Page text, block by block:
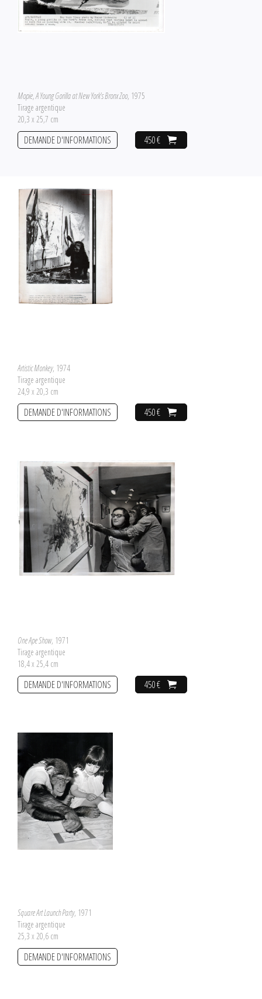
Mopie, A Young Gorilla at New York's Bronx Zoo, 1975
Tirage argentique
20,3 x 25,7 cm
450 €
DEMANDE D'INFORMATIONS
Artistic Monkey, 1974
Tirage argentique
24,9 x 20,3 cm
450 €
DEMANDE D'INFORMATIONS
One Ape Show, 1971
Tirage argentique
18,4 x 25,4 cm
450 €
DEMANDE D'INFORMATIONS
Square Art Launch Party, 1971
Tirage argentique
25,3 x 20,6 cm
DEMANDE D'INFORMATIONS